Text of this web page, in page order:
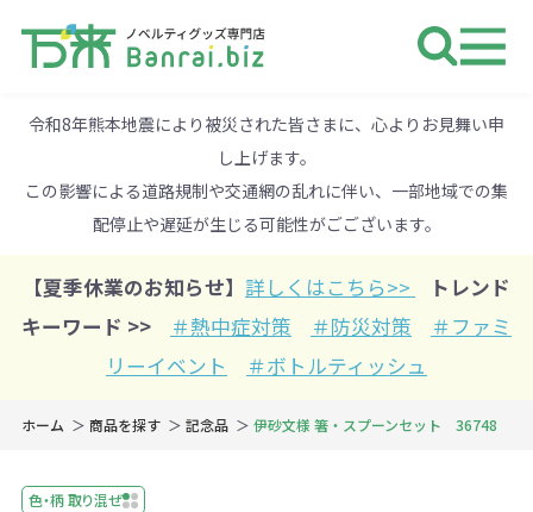
令和8年熊本地震により被災された皆さまに、心よりお見舞い申
し上げます。
この影響による道路規制や交通網の乱れに伴い、一部地域での集
配停止や遅延が生じる可能性がごございます。
【夏季休業のお知らせ】 詳しくはこちら>>
トレンド
キーワード >>
＃熱中症対策 ＃防災対策
＃ファミ
リーイベント
＃ボトルティッシュ
ホーム 商品を探す 記念品 伊砂文様 箸・スプーンセット 36748
色・柄 取り混ぜ